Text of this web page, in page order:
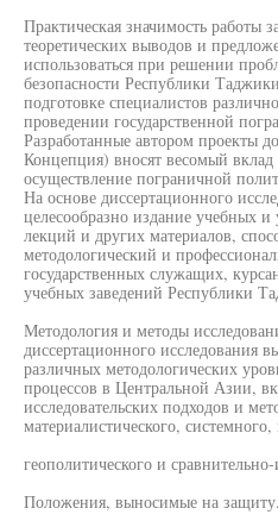
Практическая значимость работы
теоретических выводов и
использоваться при решении
безопасности Республики
подготовке специалистов
проведении государственной
Разработанные автором проекты
Концепция) вносят весомый
осуществление пограничной
На основе диссертационного
целесообразно издание учебных
лекций и других материалов,
методологический и
государственных служащих,
учебных заведений Республики
Методология и методы
диссертационного исследования
различных методологических
процессов в Центральной Азии,
исследовательских подходов и
материалистического,
геополитического и сравнительно-
Положения, выносимые на защиту.